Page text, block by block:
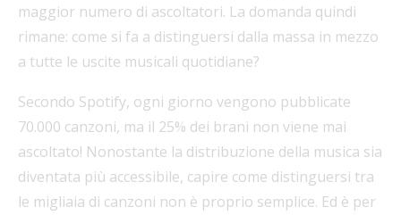
maggior numero di ascoltatori. La domanda quindi
rimane: come si fa a distinguersi dalla massa in mezzo
a tutte le uscite musicali quotidiane?
Secondo Spotify, ogni giorno vengono pubblicate
70.000 canzoni, ma il 25% dei brani non viene mai
ascoltato! Nonostante la distribuzione della musica sia
diventata più accessibile, capire come distinguersi tra
le migliaia di canzoni non è proprio semplice. Ed è per